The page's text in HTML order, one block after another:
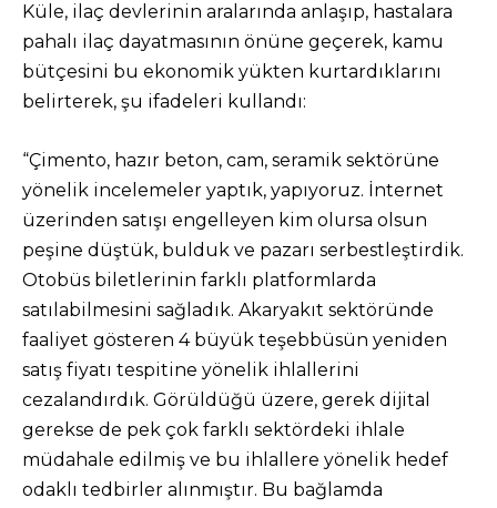
Küle, ilaç devlerinin aralarında anlaşıp, hastalara
pahalı ilaç dayatmasının önüne geçerek, kamu
bütçesini bu ekonomik yükten kurtardıklarını
belirterek, şu ifadeleri kullandı:
“Çimento, hazır beton, cam, seramik sektörüne
yönelik incelemeler yaptık, yapıyoruz. İnternet
üzerinden satışı engelleyen kim olursa olsun
peşine düştük, bulduk ve pazarı serbestleştirdik.
Otobüs biletlerinin farklı platformlarda
satılabilmesini sağladık. Akaryakıt sektöründe
faaliyet gösteren 4 büyük teşebbüsün yeniden
satış fiyatı tespitine yönelik ihlallerini
cezalandırdık. Görüldüğü üzere, gerek dijital
gerekse de pek çok farklı sektördeki ihlale
müdahale edilmiş ve bu ihlallere yönelik hedef
odaklı tedbirler alınmıştır. Bu bağlamda